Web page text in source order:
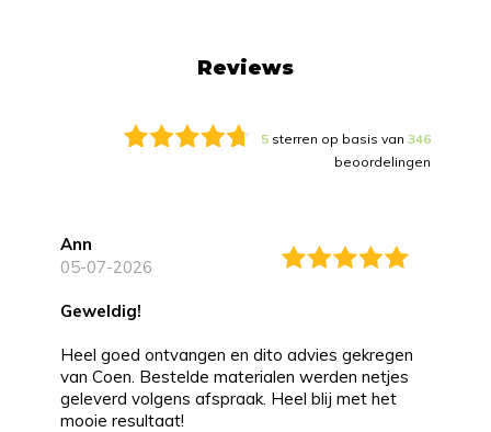
Reviews
5 sterren op basis van 346
beoordelingen
Ann
05-07-2026
Geweldig!
Heel goed ontvangen en dito advies gekregen
van Coen. Bestelde materialen werden netjes
geleverd volgens afspraak. Heel blij met het
mooie resultaat!